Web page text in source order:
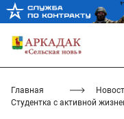
Главная
Студентка с активной